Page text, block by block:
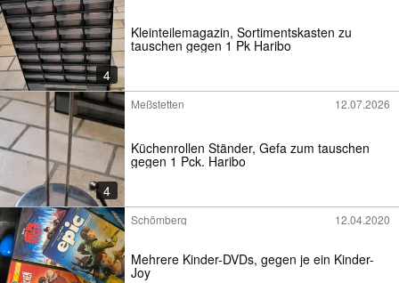
4
Kleinteilemagazin, Sortimentskasten zu
tauschen gegen 1 Pk Haribo
4
Meßstetten 12.07.2026
Küchenrollen Ständer, Gefa zum tauschen
gegen 1 Pck. Haribo
Schömberg 12.04.2020
Mehrere Kinder-DVDs, gegen je ein Kinder-
Joy